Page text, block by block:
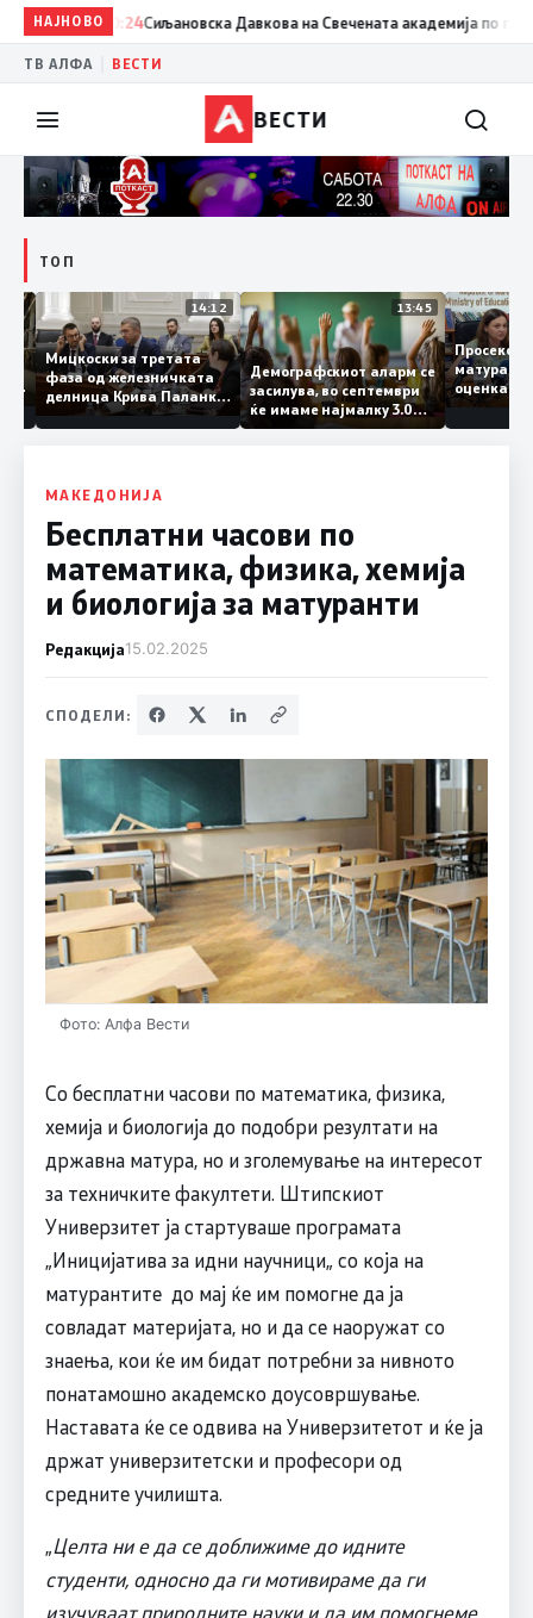
НАЈНОВО
20:24 Сиљановска Давкова на Свечената академија по повод
ТВ АЛФА ВЕСТИ
ВЕСТИ
ТОП
15:20
Во
14:12
Мицкоски за третата
фаза од железничката
делница Крива Паланка
– Деве Баир: Проектот
нема да заврши на
целина
13:45
Демографскиот аларм се
засилува, во септември
ќе имаме најмалку 3.000
првачиња помалку
матура
МАКЕДОНИЈА
Бесплатни часови по
математика, физика, хемија
и биологија за матуранти
Редакција15.02.2025
СПОДЕЛИ:
Фото: Алфа Вести
Со бесплатни часови по математика, физика,
хемија и биологија до подобри резултати на
државна матура, но и зголемување на интересот
за техничките факултети. Штипскиот
Универзитет ја стартуваше програмата
„Иницијатива за идни научници„ со која на
матурантите до мај ќе им помогне да ја
совладат материјата, но и да се наоружат со
знаења, кои ќе им бидат потребни за нивното
понатамошно академско доусовршување.
Наставата ќе се одвива на Универзитетот и ќе ја
држат универзитетски и професори од
средните училишта.
„Целта ни е да се доближиме до идните
студенти, односно да ги мотивираме да ги
изучуваат природните науки и да им помогнеме